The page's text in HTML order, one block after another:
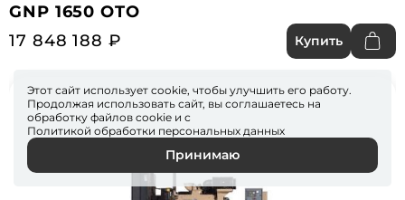
GNP 1650 OTO
17 848 188 ₽
Купить
Этот сайт использует cookie, чтобы улучшить его работу.
Продолжая использовать сайт, вы соглашаетесь на
обработку файлов cookie и с
Политикой обработки персональных данных
Принимаю